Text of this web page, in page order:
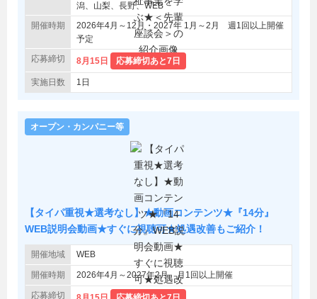
潟、山梨、長野、WEB
開催時期
2026年4月～12月・2027年 1月～2月 週1回以上開催
予定
応募締切
8月15日 応募締切あと7日
実施日数 1日
オープン・カンパニー等
【タイパ重視★選考なし】★動画コンテンツ★『14分』
WEB説明会動画★すぐに視聴可★処遇改善もご紹介！
開催地域 WEB
開催時期 2026年4月～2027年2月 月1回以上開催
応募締切